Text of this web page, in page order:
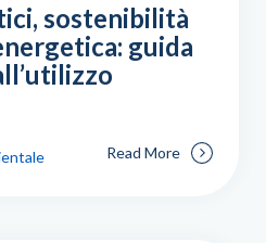
sostenibilità
guida
Read More